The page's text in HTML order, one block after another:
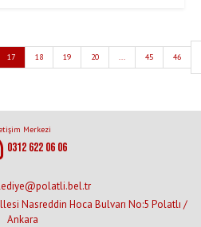
17 18 19 20 ... 45 46
Merkezi
0312 622 06 06
Nasreddin Hoca Bulvarı No:5 Polatlı /
Ankara